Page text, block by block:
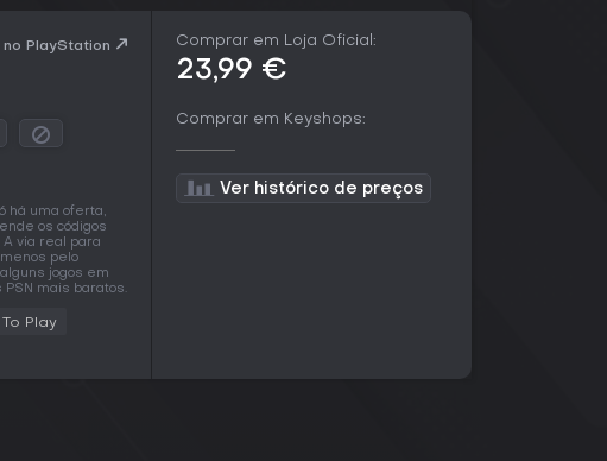
no PlayStation
há uma oferta,
os códigos
via real para
pelo
jogos em
mais baratos.
To Play
Comprar em Loja Oficial:
23,99 €
Comprar em Keyshops:
Ver histórico de preços